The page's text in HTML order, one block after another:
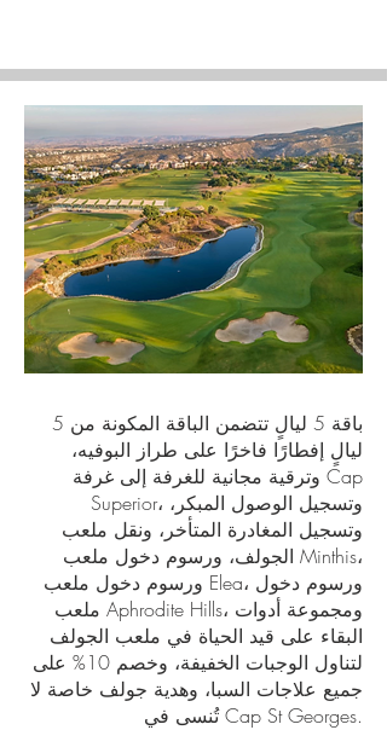
باقة 5 ليالٍ تتضمن الباقة المكونة من 5
ليالٍ إفطارًا فاخرًا على طراز البوفيه،
وترقية مجانية للغرفة إلى غرفة Cap
Superior، وتسجيل الوصول المبكر،
وتسجيل المغادرة المتأخر، ونقل ملعب
الجولف، ورسوم دخول ملعب Minthis،
ورسوم دخول ملعب Elea، ورسوم دخول
ملعب Aphrodite Hills، ومجموعة أدوات
البقاء على قيد الحياة في ملعب الجولف
لتناول الوجبات الخفيفة، وخصم 10% على
جميع علاجات السبا، وهدية جولف خاصة لا
تُنسى في Cap St Georges.